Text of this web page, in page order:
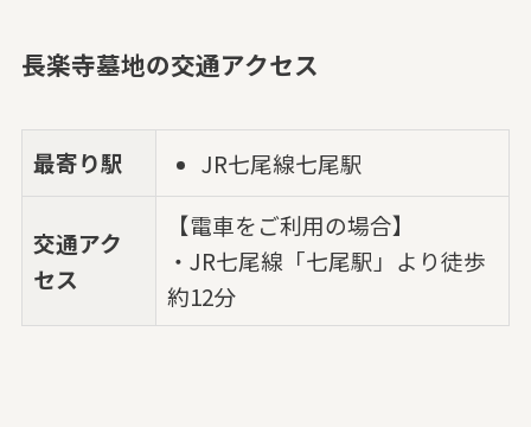
長楽寺墓地の交通アクセス
最寄り駅 JR七尾線七尾駅
交通アク
セス
【電車をご利用の場合】
・JR七尾線「七尾駅」より徒歩
約12分